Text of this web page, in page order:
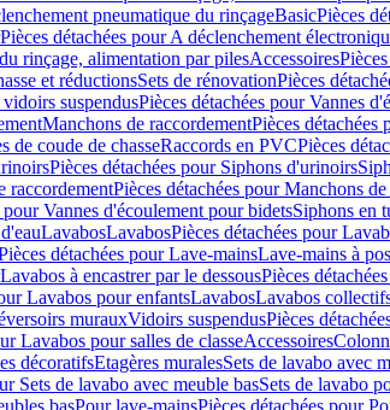
pneumatique du rinçageBasicPièces
Pièces détachées pour A déclenchement
rinçage, alimentation par pilesAccessoires
et réductionsSets de rénovationPièces
suspendusPièces détachées pour Vannes
Manchons de raccordementPièces détachées
de coude de chasseRaccords en PVCPièces
Pièces détachées pour Siphons d'urinoirs
raccordementPièces détachées pour Manchons
pour Vannes d'écoulement pour bidetsSiphons en
LavabosLavabosPièces détachées pour
détachées pour Lave-mainsLave-mains à
Lavabos à encastrer par le dessousPièces
Lavabos pour enfantsLavabosLavabos
murauxVidoirs suspendusPièces
Lavabos pour salles de classeAccessoires
décoratifsEtagères muralesSets de lavabo avec
Sets de lavabo avec meuble basSets de lavabo
basPour lave-mainsPièces détachées pour